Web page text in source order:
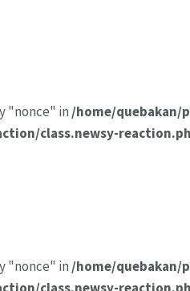
"nonce" in /home/quebakan/
class.newsy-
"nonce" in /home/quebakan/